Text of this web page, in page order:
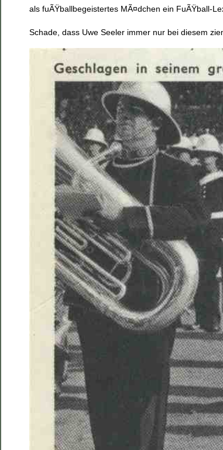
als fuÃŸballbegeistertes MÃ¤dchen ein FuÃŸball-
Schade, dass Uwe Seeler immer nur bei diesem